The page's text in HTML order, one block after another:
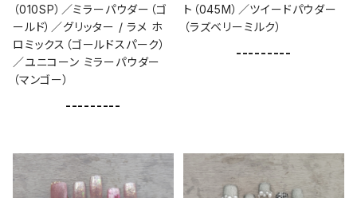
（010SP）／ミラーパウダー（ゴ
ールド）／グリッター / ラメ ホ
ロミックス（ゴールドスパーク）
／ユニコーン ミラーパウダー
（マンゴー）
---------
ト（045M）／ツイードパウダー
（ラズベリーミルク）
---------